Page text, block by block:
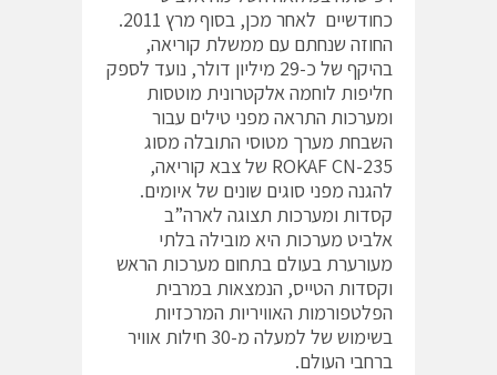
כחודשיים לאחר מכן, בסוף מרץ 2011.
החוזה שנחתם עם ממשלת קוריאה,
בהיקף של כ-29 מיליון דולר, נועד לספק
חליפות לוחמה אלקטרונית מוטסות
ומערכות התראה מפני טילים עבור
השבחת מערך מטוסי התובלה מסוג
ROKAF CN-235 של צבא קוריאה,
להגנה מפני סוגים שונים של איומים.
קסדות ומערכות תצוגה לארה”ב
אלביט מערכות היא מובילה בלתי
מעורערת בעולם בתחום מערכות הראש
וקסדות הטייס, הנמצאות במרבית
הפלטפורמות האוויריות המרכזיות
בשימוש של למעלה מ-30 חילות אוויר
ברחבי העולם.